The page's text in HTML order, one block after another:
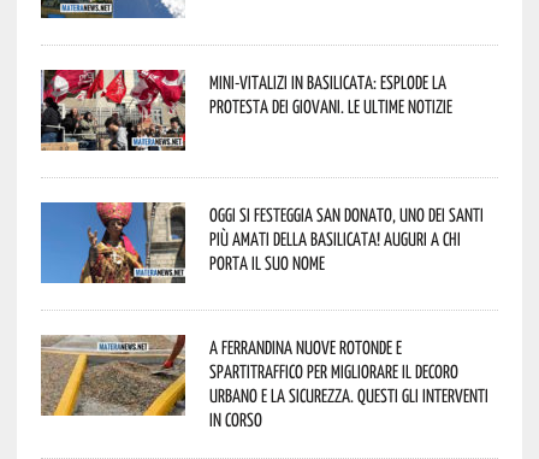
Mini-vitalizi in Basilicata: esplode la
protesta dei giovani. Le ultime notizie
Oggi si festeggia San Donato, uno dei Santi
più amati della Basilicata! Auguri a chi
porta il suo nome
A Ferrandina nuove rotonde e
spartitraffico per migliorare il decoro
urbano e la sicurezza. Questi gli interventi
in corso